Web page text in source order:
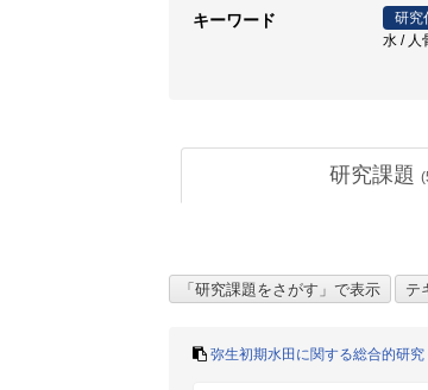
キーワード
研究
水 / 人
研究課題 (
弥生初期水田に関する総合的研